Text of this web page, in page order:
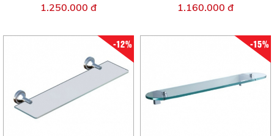
1.250.000 đ 1.160.000 đ
-12% -15%